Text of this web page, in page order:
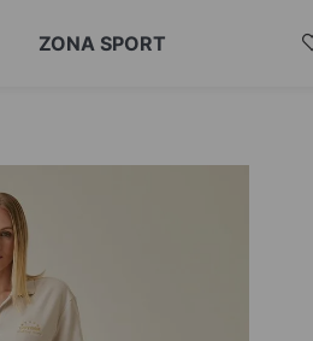
ZONA SPORT